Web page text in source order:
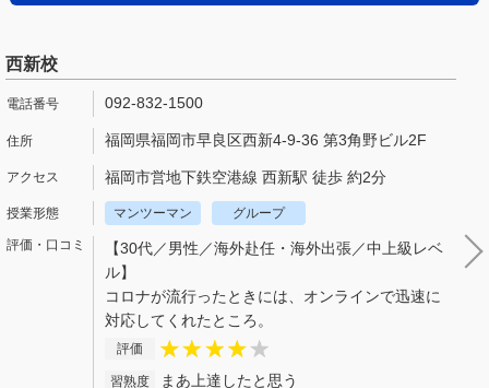
西新校
092-832-1500
福岡県福岡市早良区西新4-9-36 第3角野ビル2F
福岡市営地下鉄空港線 西新駅 徒歩 約2分
マンツーマン グループ
【30代／男性／海外赴任・海外出張／中上級レベ
ル】
コロナが流行ったときには、オンラインで迅速に
対応してくれたところ。
評価
習熟度 まあ上達したと思う